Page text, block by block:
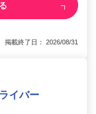
載終了日： 2026/08/31
イバー